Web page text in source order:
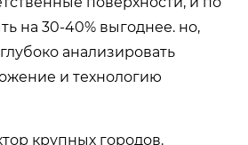
на 30-40% выгоднее. но,
анализировать
и технологию
крупных городов.